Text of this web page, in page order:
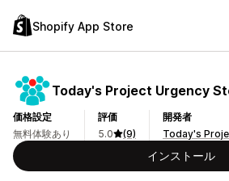
Shopify App Store
Today's Project Urgency
価格設定
無料体験あり
評価
5.0
(9)
開発者
Today's
インストール